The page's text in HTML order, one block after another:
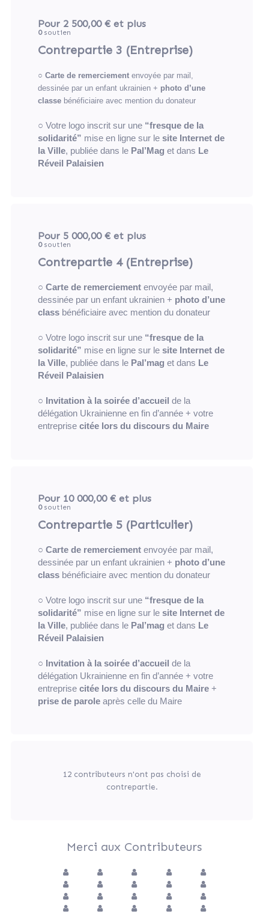
Pour 2 500,00 € et plus
0soutien
Contrepartie 3 (Entreprise)
○ Carte de remerciementenvoyée par mail,
dessinée par un enfant ukrainien + photo d’une
classebénéficiaire avec mention du donateur
○ Votre logo inscrit sur une “fresque de la
solidarité” mise en ligne sur le site Internet de
la Ville, publiée dans le Pal’Mag et dans Le
Réveil Palaisien
Pour 5 000,00 € et plus
0soutien
Contrepartie 4 (Entreprise)
○ Carte de remerciementenvoyée par mail,
dessinée par un enfant ukrainien + photo d’une
classbénéficiaire avec mention du donateur
○ Votre logo inscrit sur une “fresque de la
solidarité” mise en ligne sur le site Internet de
la Ville, publiée dans le Pal’mag et dans Le
Réveil Palaisien
○ Invitation à la soirée d’accueil de la
délégation Ukrainienne en fin d’année + votre
entreprise citée lors du discours du Maire
Pour 10 000,00 € et plus
0soutien
Contrepartie 5 (Particulier)
○ Carte de remerciementenvoyée par mail,
dessinée par un enfant ukrainien + photo d’une
classbénéficiaire avec mention du donateur
○ Votre logo inscrit sur une “fresque de la
solidarité” mise en ligne sur le site Internet de
la Ville, publiée dans le Pal’mag et dans Le
Réveil Palaisien
○ Invitation à la soirée d’accueil de la
délégation Ukrainienne en fin d’année + votre
entreprise citée lors du discours du Maire+
prise de paroleaprès celle du Maire
12 contributeurs n'ont pas choisi de
contrepartie.
Merci aux Contributeurs